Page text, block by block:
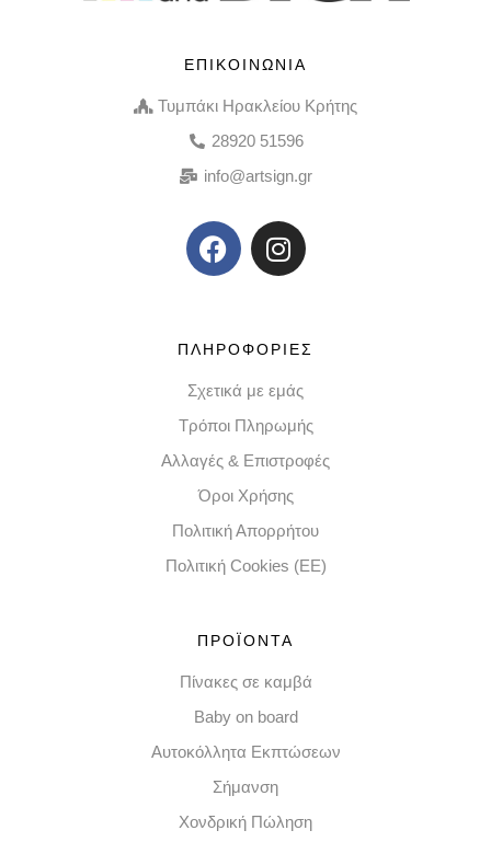
ΕΠΙΚΟΙΝΩΝΙΑ
Τυμπάκι Ηρακλείου Κρήτης
28920 51596
info@artsign.gr
ΠΛΗΡΟΦΟΡΙΕΣ
Σχετικά με εμάς
Τρόποι Πληρωμής
Αλλαγές & Επιστροφές
Όροι Χρήσης
Πολιτική Απορρήτου
Πολιτική Cookies (EE)
ΠΡΟΪΟΝΤΑ
Πίνακες σε καμβά
Baby on board
Αυτοκόλλητα Εκπτώσεων
Σήμανση
Χονδρική Πώληση